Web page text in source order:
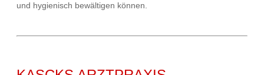
und hygienisch bewältigen können.